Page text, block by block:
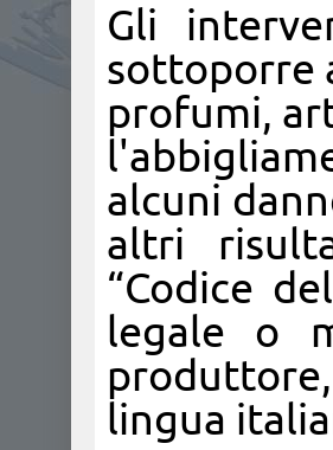
Gli
sottoporre
profumi,
alcuni
altri
“Codice
legale o
lingua